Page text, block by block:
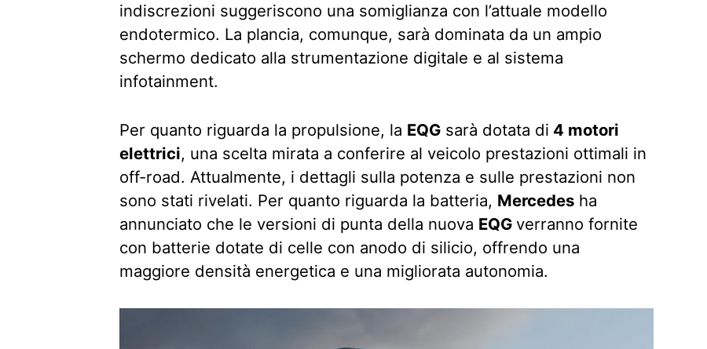
indiscrezioni suggeriscono una somiglianza con l’attuale modello
endotermico. La plancia, comunque, sarà dominata da un ampio
schermo dedicato alla strumentazione digitale e al sistema
infotainment.
Per quanto riguarda la propulsione, la EQG sarà dotata di 4 motori
elettrici, una scelta mirata a conferire al veicolo prestazioni ottimali in
off-road. Attualmente, i dettagli sulla potenza e sulle prestazioni non
sono stati rivelati. Per quanto riguarda la batteria, Mercedes ha
annunciato che le versioni di punta della nuova EQG verranno fornite
con batterie dotate di celle con anodo di silicio, offrendo una
maggiore densità energetica e una migliorata autonomia.